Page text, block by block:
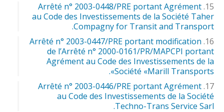
Arrêté n° 2003-0448/PRE portant Agrément
au Code des Investissements de la Société Taher
Compagny for Transit and Transport.
Arrêté n° 2003-0447/PRE portant modification
de l’Arrêté n° 2000-0161/PR/MAPCPI portant
Agrément au Code des Investissements de la
Société «Marill Transports».
Arrêté n° 2003-0446/PRE portant Agrément
au Code des Investissements de la Société
Techno-Trans Service Sarl.